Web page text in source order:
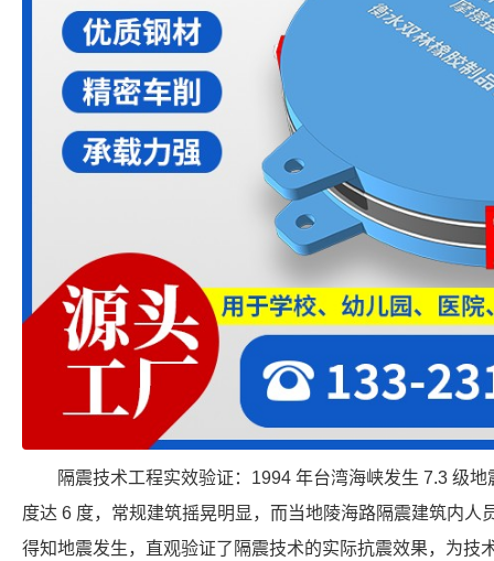
隔震技术工程实效验证：1994 年台湾海峡发生 7.3 级
度达 6 度，常规建筑摇晃明显，而当地陵海路隔震建筑内人
得知地震发生，直观验证了隔震技术的实际抗震效果，为技